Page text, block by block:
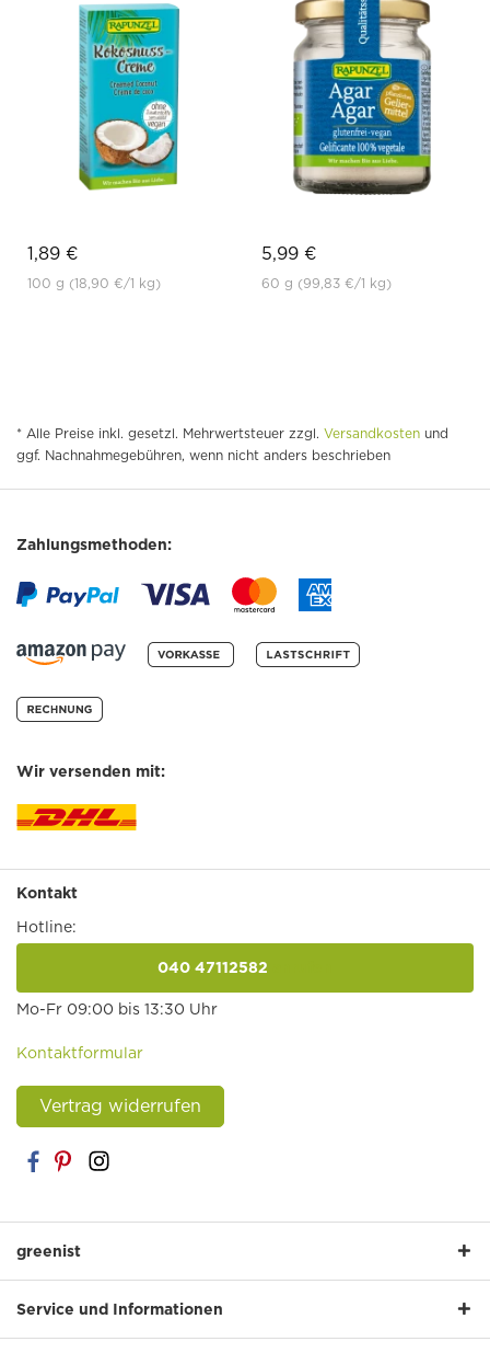
1,89 €
100 g (18,90 €/1 kg)
5,99 €
60 g (99,83 €/1 kg)
* Alle Preise inkl. gesetzl. Mehrwertsteuer zzgl. Versandkosten und
ggf. Nachnahmegebühren, wenn nicht anders beschrieben
Zahlungsmethoden:
Wir versenden mit:
Kontakt
Hotline:
040 47112582
Mo-Fr 09:00 bis 13:30 Uhr
Kontaktformular
Vertrag widerrufen
greenist
Service und Informationen